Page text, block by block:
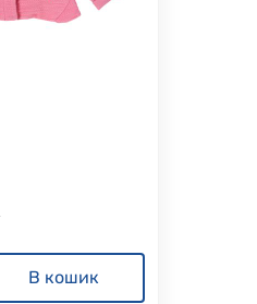
В кошик